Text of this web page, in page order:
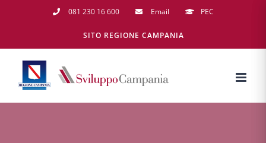
081 230 16 600 Email PEC
SITO REGIONE CAMPANIA